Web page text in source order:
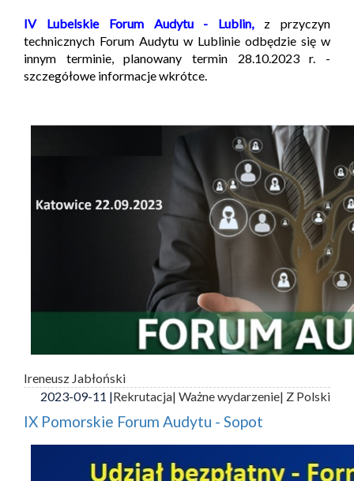
IV Lubelskie Forum Audytu - Lublin,
z przyczyn
technicznych Forum Audytu w Lublinie odbędzie się w
innym terminie, planowany termin 28.10.2023 r. -
szczegółowe informacje wkrótce.
Ireneusz Jabłoński
2023-09-11 |Rekrutacja| Ważne wydarzenie| Z Polski
IX Pomorskie Forum Audytu - Sopot